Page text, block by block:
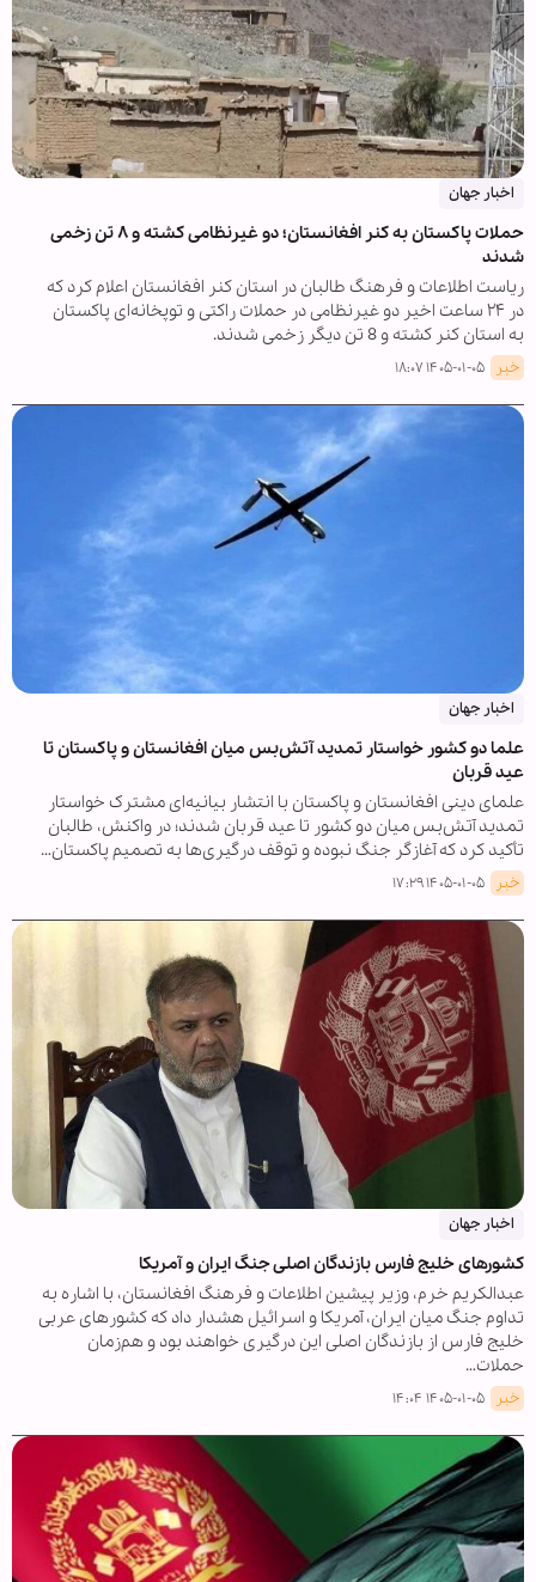
اخبار جهان
حملات پاکستان به کنر افغانستان؛ دو غیرنظامی کشته و ۸ تن زخمی
شدند
ریاست اطلاعات و فرهنگ طالبان در استان کنر افغانستان اعلام کرد که
در ۲۴ ساعت اخیر دو غیرنظامی در حملات راکتی و توپخانه‌ای پاکستان
به استان کنر کشته و 8 تن دیگر زخمی شدند.
خبر ۱۴۰۵-۰۱-۰۵ ۱۸:۰۷
اخبار جهان
علما دو کشور خواستار تمدید آتش‌بس میان افغانستان و پاکستان تا
عید قربان
علمای دینی افغانستان و پاکستان با انتشار بیانیه‌ای مشترک خواستار
تمدید آتش‌بس میان دو کشور تا عید قربان شدند؛ در واکنش، طالبان
تأکید کرد که آغازگر جنگ نبوده و توقف درگیری‌ها به تصمیم پاکستان…
خبر ۱۴۰۵-۰۱-۰۵ ۱۷:۲۹
اخبار جهان
کشورهای خلیج فارس بازندگان اصلی جنگ ایران و آمریکا
عبدالکریم خرم، وزیر پیشین اطلاعات و فرهنگ افغانستان، با اشاره به
تداوم جنگ میان ایران، آمریکا و اسرائیل هشدار داد که کشورهای عربی
خلیج فارس از بازندگان اصلی این درگیری خواهند بود و هم‌زمان
حملات…
خبر ۱۴۰۵-۰۱-۰۵ ۱۴:۰۴